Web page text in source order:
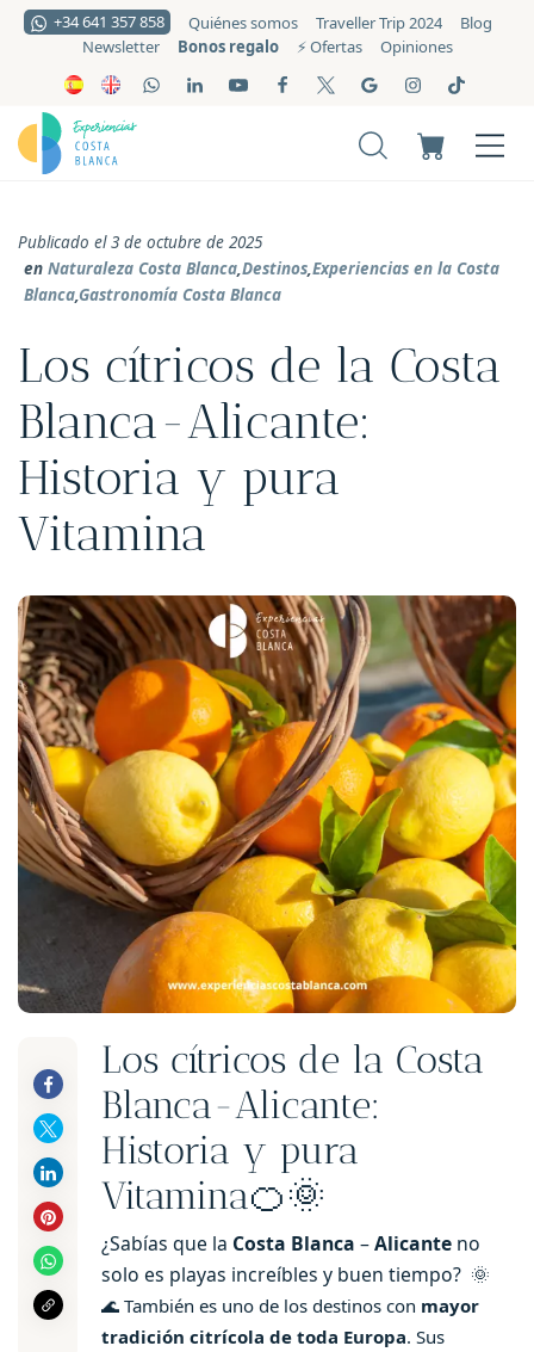
+34 641 357 858 Quiénes somos Traveller Trip 2024
Blog
Newsletter
Bonos regalo ⚡️ Ofertas Opiniones
Publicado el 3 de octubre de 2025
en Naturaleza Costa Blanca,Destinos,Experiencias en la Costa
Blanca,Gastronomía Costa Blanca
Los cítricos de la Costa
Blanca-Alicante:
Historia y pura
Vitamina
Los cítricos de la Costa
Blanca-Alicante:
Historia y pura
Vitamina🍊🌞
¿Sabías que la Costa Blanca –Alicante no
solo es playas increíbles y buen tiempo? 🌞
🌊 También es uno de los destinos con mayor
tradición citrícola de toda Europa. Sus